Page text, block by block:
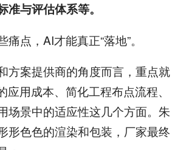
准与评估体系等。
点，AI才能真正“落地”。
案提供商的角度而言，重点就
应用成本、简化工程布点流程、
场景中的适应性这几个方面。朱
形色色的渲染和包装，厂家最终